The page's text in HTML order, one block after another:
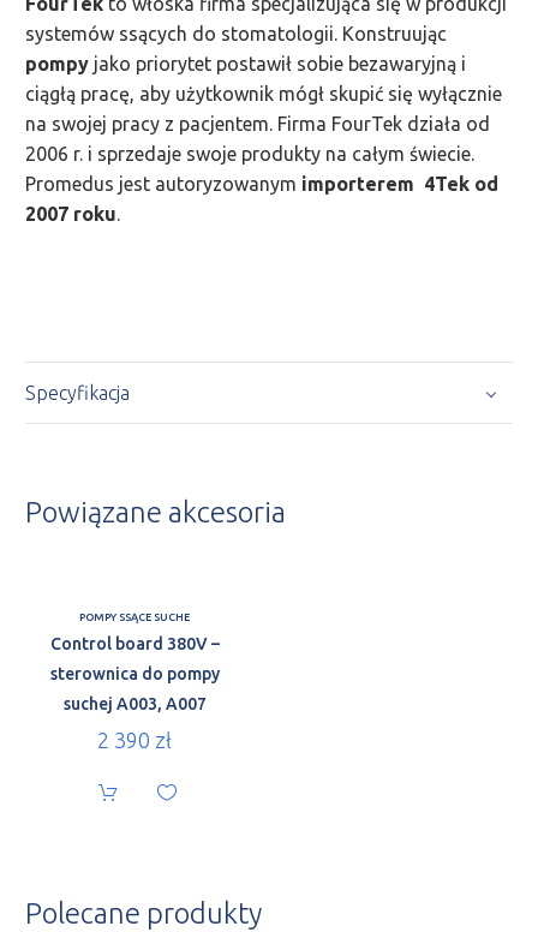
systemów ssących do stomatologii. Konstruując
pompy jako priorytet postawił sobie bezawaryjną i
ciągłą pracę, aby użytkownik mógł skupić się wyłącznie
na swojej pracy z pacjentem. Firma FourTek działa od
2006 r. i sprzedaje swoje produkty na całym świecie.
Promedus jest autoryzowanym importerem 4Tek od
2007 roku.
Specyfikacja
Powiązane akcesoria
POMPY SSĄCE SUCHE
Control board 380V –
sterownica do pompy
suchej A003, A007
2 390 zł
Polecane produkty